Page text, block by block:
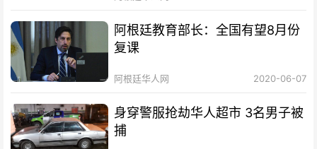
阿根廷教育部长：全国有望8月份
复课
阿根廷华人网 2020-06-07
身穿警服抢劫华人超市 3名男子被
捕